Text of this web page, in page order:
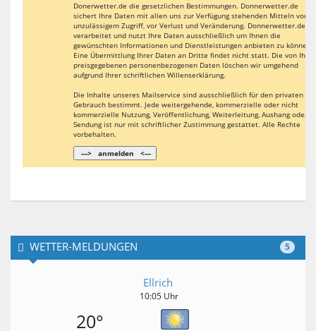
Donerwetter.de die gesetzlichen Bestimmungen. Donnerwetter.de
sichert Ihre Daten mit allen uns zur Verfügung stehenden Mitteln vor
unzulässigem Zugriff, vor Verlust und Veränderung. Donnerwetter.de
verarbeitet und nutzt Ihre Daten ausschließlich um Ihnen die
gewünschten Informationen und Dienstleistungen anbieten zu können.
Eine Übermittlung Ihrer Daten an Dritte findet nicht statt. Die von
preisgegebenen personenbezogenen Daten löschen wir umgehend
aufgrund Ihrer schriftlichen Willenserklärung.
Die Inhalte unseres Mailservice sind ausschließlich für den privaten
Gebrauch bestimmt. Jede weitergehende, kommerzielle oder nicht
kommerzielle Nutzung, Veröffentlichung, Weiterleitung, Aushang oder
Sendung ist nur mit schriftlicher Zustimmung gestattet. Alle Rechte
vorbehalten.
5
WETTER-MELDUNGEN
Ellrich
10:05 Uhr
20°